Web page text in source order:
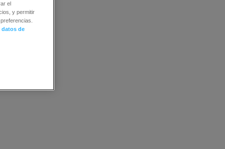
el
y permitir
datos de